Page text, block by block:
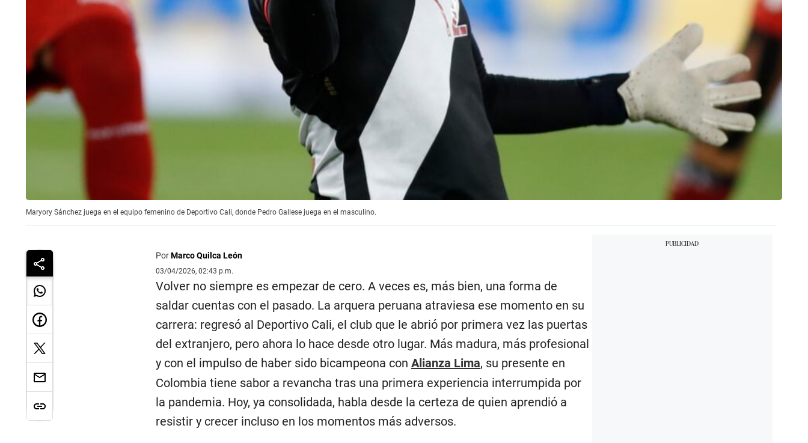
Maryory Sánchez juega en el equipo femenino de Deportivo Cali, donde Pedro Gallese juega en el masculino.
PorMarco Quilca León
03/04/2026, 02:43 p.m.
Volver no siempre es empezar de cero. A veces es, más bien, una forma de
saldar cuentas con el pasado. La arquera peruana atraviesa ese momento en su
carrera: regresó al Deportivo Cali, el club que le abrió por primera vez las puertas
del extranjero, pero ahora lo hace desde otro lugar. Más madura, más profesional
y con el impulso de haber sido bicampeona con Alianza Lima, su presente en
Colombia tiene sabor a revancha tras una primera experiencia interrumpida por
la pandemia. Hoy, ya consolidada, habla desde la certeza de quien aprendió a
resistir y crecer incluso en los momentos más adversos.